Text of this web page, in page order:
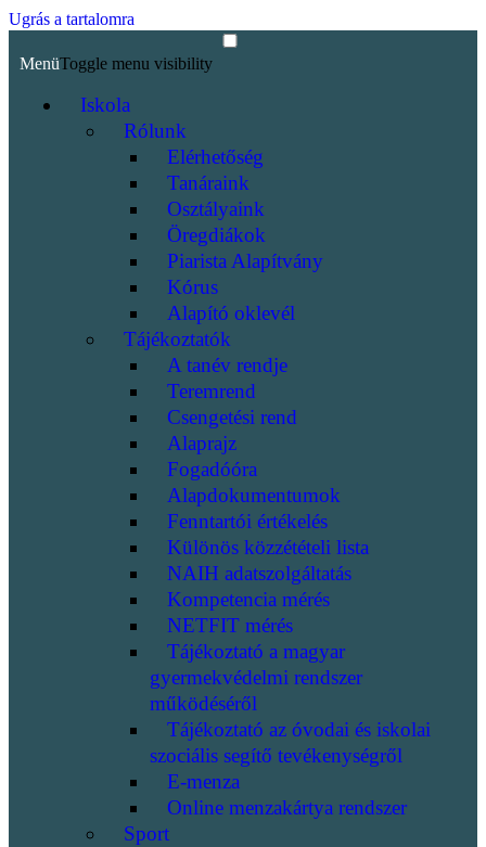
Ugrás a tartalomra
MenüToggle menu visibility
Iskola
Rólunk
Elérhetőség
Tanáraink
Osztályaink
Öregdiákok
Piarista Alapítvány
Kórus
Alapító oklevél
Tájékoztatók
A tanév rendje
Teremrend
Csengetési rend
Alaprajz
Fogadóóra
Alapdokumentumok
Fenntartói értékelés
Különös közzétételi lista
NAIH adatszolgáltatás
Kompetencia mérés
NETFIT mérés
Tájékoztató a magyar
gyermekvédelmi rendszer
működéséről
Tájékoztató az óvodai és iskolai
szociális segítő tevékenységről
E-menza
Online menzakártya rendszer
Sport